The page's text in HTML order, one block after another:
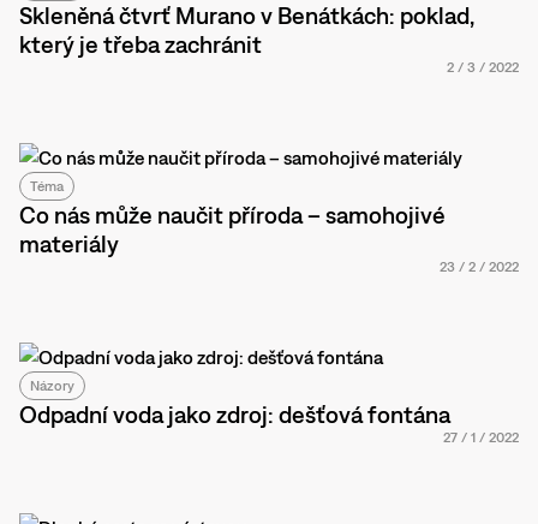
Skleněná čtvrť Murano v Benátkách: poklad,
který je třeba zachránit
2 / 3 / 2022
Téma
Co nás může naučit příroda – samohojivé
materiály
23 / 2 / 2022
Názory
Odpadní voda jako zdroj: dešťová fontána
27 / 1 / 2022